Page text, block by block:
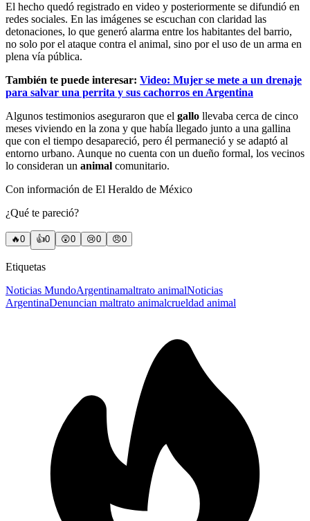
El hecho quedó registrado en video y posteriormente se difundió en
redes sociales. En las imágenes se escuchan con claridad las
detonaciones, lo que generó alarma entre los habitantes del barrio,
no solo por el ataque contra el animal, sino por el uso de un arma en
plena vía pública.
También te puede interesar: Video: Mujer se mete a un drenaje
para salvar una perrita y sus cachorros en Argentina
Algunos testimonios aseguraron que el gallo llevaba cerca de cinco
meses viviendo en la zona y que había llegado junto a una gallina
que con el tiempo desapareció, pero él permaneció y se adaptó al
entorno urbano. Aunque no cuenta con un dueño formal, los vecinos
lo consideran un animal comunitario.
Con información de El Heraldo de México
¿Qué te pareció?
🔥0 👍0 😲0 😢0 😠0
Etiquetas
Noticias MundoArgentinamaltrato animalNoticias
ArgentinaDenuncian maltrato animalcrueldad animal